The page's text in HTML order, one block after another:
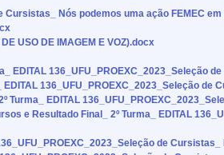
Cursistas_ Nós podemos uma ação FEMEC
USO DE IMAGEM E VOZ).docx
EDITAL 136_UFU_PROEXC_2023_Seleção
EDITAL 136_UFU_PROEXC_2023_Seleção
Turma_ EDITAL
e Resultado Final_ 2º Turma_ EDITAL
de